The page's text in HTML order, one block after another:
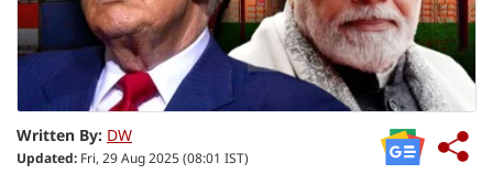
Written By: DW
Updated: Fri, 29 Aug 2025 (08:01 IST)